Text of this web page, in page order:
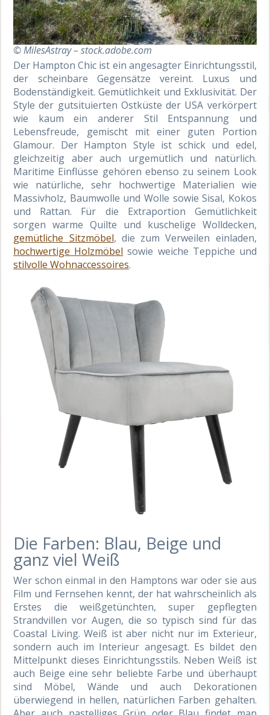
© MilesAstray – stock.adobe.com
Der Hampton Chic ist ein angesagter Einrichtungsstil,
der scheinbare Gegensätze vereint. Luxus und
Bodenständigkeit. Gemütlichkeit und Exklusivität. Der
Style der gutsituierten Ostküste der USA verkörpert
wie kaum ein anderer Stil Entspannung und
Lebensfreude, gemischt mit einer guten Portion
Glamour. Der Hampton Style ist schick und edel,
gleichzeitig aber auch urgemütlich und natürlich.
Maritime Einflüsse gehören ebenso zu seinem Look
wie natürliche, sehr hochwertige Materialien wie
Massivholz, Baumwolle und Wolle sowie Sisal, Kokos
und Rattan. Für die Extraportion Gemütlichkeit
sorgen warme Quilte und kuschelige Wolldecken,
gemütliche Sitzmöbel, die zum Verweilen einladen,
hochwertige Holzmöbel sowie weiche Teppiche und
stilvolle Wohnaccessoires.
Die Farben: Blau, Beige und
ganz viel Weiß
Wer schon einmal in den Hamptons war oder sie aus
Film und Fernsehen kennt, der hat wahrscheinlich als
Erstes die weißgetünchten, super gepflegten
Strandvillen vor Augen, die so typisch sind für das
Coastal Living. Weiß ist aber nicht nur im Exterieur,
sondern auch im Interieur angesagt. Es bildet den
Mittelpunkt dieses Einrichtungsstils. Neben Weiß ist
auch Beige eine sehr beliebte Farbe und überhaupt
sind Möbel, Wände und auch Dekorationen
überwiegend in hellen, natürlichen Farben gehalten.